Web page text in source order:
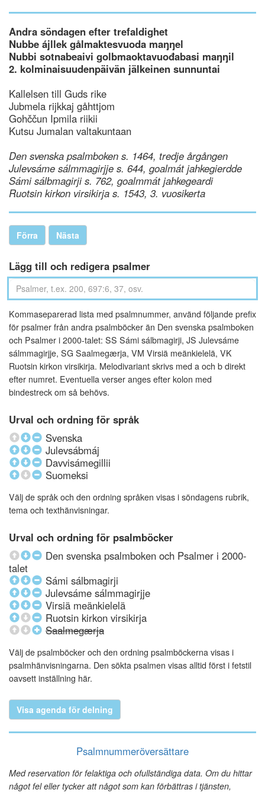
Andra söndagen efter trefaldighet
Nubbe ájllek gålmaktesvuoda maŋŋel
Nubbi sotnabeaivi golbmaoktavuođabasi maŋŋil
2. kolminaisuudenpäivän jälkeinen sunnuntai
Kallelsen till Guds rike
Jubmela rijkkaj gåhttjom
Gohččun Ipmila riikii
Kutsu Jumalan valtakuntaan
Den svenska psalmboken s. 1464, tredje årgången
Julevsáme sálmmagirjje s. 644, goalmát jahkegierdde
Sámi sálbmagirji s. 762, goalmmát jahkegeardi
Ruotsin kirkon virsikirja s. 1543, 3. vuosikerta
Förra Nästa
Lägg till och redigera psalmer
Kommaseparerad lista med psalmnummer, använd följande prefix
för psalmer från andra psalmböcker än Den svenska psalmboken
och Psalmer i 2000-talet: SS Sámi sálbmagirji, JS Julevsáme
sálmmagirjje, SG Saalmegærja, VM Virsiä meänkielelä, VK
Ruotsin kirkon virsikirja. Melodivariant skrivs med a och b direkt
efter numret. Eventuella verser anges efter kolon med
bindestreck om så behövs.
Urval och ordning för språk
Svenska
Julevsábmáj
Davvisámegillii
Suomeksi
Välj de språk och den ordning språken visas i söndagens rubrik,
tema och texthänvisningar.
Urval och ordning för psalmböcker
Den svenska psalmboken och Psalmer i 2000-
talet
Sámi sálbmagirji
Julevsáme sálmmagirjje
Virsiä meänkielelä
Ruotsin kirkon virsikirja
Saalmegærja
Välj de psalmböcker och den ordning psalmböckerna visas i
psalmhänvisningarna. Den sökta psalmen visas alltid först i fetstil
oavsett inställning här.
Visa agenda för delning
Psalmnummeröversättare
Med reservation för felaktiga och ofullständiga data. Om du hittar
något fel eller tycker att något som kan förbättras i tjänsten,